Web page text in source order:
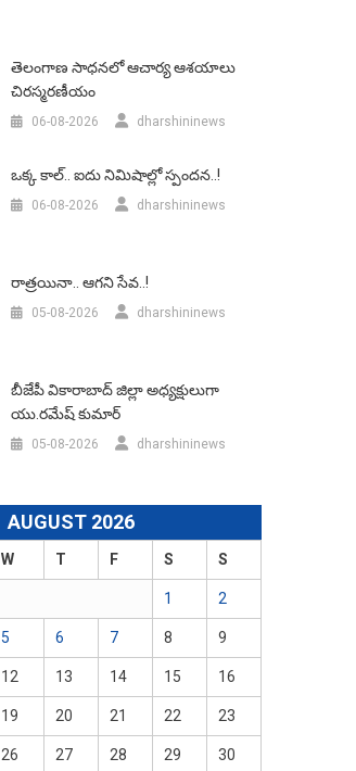
తెలంగాణ సాధనలో ఆచార్య ఆశయాలు
చిరస్మరణీయం
06-08-2026 dharshininews
ఒక్క కాల్.. ఐదు నిమిషాల్లో స్పందన..!
06-08-2026 dharshininews
రాత్రయినా.. ఆగని సేవ..!
05-08-2026 dharshininews
బీజేపీ వికారాబాద్‌ జిల్లా అధ్యక్షులుగా
యు.రమేష్‌ కుమార్
05-08-2026 dharshininews
AUGUST 2026
W T F S S
1 2
5 6 7 8 9
12 13 14 15 16
19 20 21 22 23
26 27 28 29 30